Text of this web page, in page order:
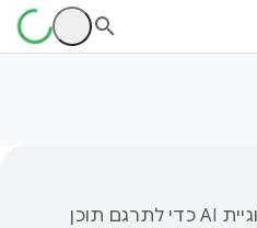
‫Google משתמשת בטכנולוגיית AI כדי לתרגם תוכן